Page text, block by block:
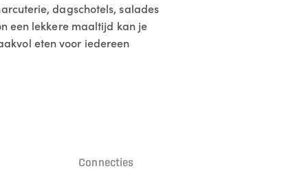
dagschotels, salades
een lekkere maaltijd kan je
eten voor iedereen
Connecties